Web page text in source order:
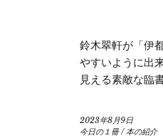
鈴木翠軒が「伊
やすいように出
見える素敵な臨
2023年8月9日
今日の１冊/本の紹介